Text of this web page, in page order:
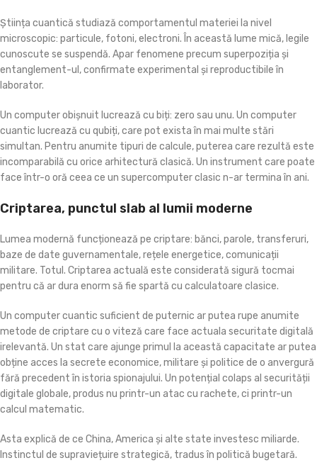
Știința cuantică studiază comportamentul materiei la nivel
microscopic: particule, fotoni, electroni. În această lume mică, legile
cunoscute se suspendă. Apar fenomene precum superpoziția și
entanglement-ul, confirmate experimental și reproductibile în
laborator.
Un computer obișnuit lucrează cu biți: zero sau unu. Un computer
cuantic lucrează cu qubiți, care pot exista în mai multe stări
simultan. Pentru anumite tipuri de calcule, puterea care rezultă este
incomparabilă cu orice arhitectură clasică. Un instrument care poate
face într-o oră ceea ce un supercomputer clasic n-ar termina în ani.
Criptarea, punctul slab al lumii moderne
Lumea modernă funcționează pe criptare: bănci, parole, transferuri,
baze de date guvernamentale, rețele energetice, comunicații
militare. Totul. Criptarea actuală este considerată sigură tocmai
pentru că ar dura enorm să fie spartă cu calculatoare clasice.
Un computer cuantic suficient de puternic ar putea rupe anumite
metode de criptare cu o viteză care face actuala securitate digitală
irelevantă. Un stat care ajunge primul la această capacitate ar putea
obține acces la secrete economice, militare și politice de o anvergură
fără precedent în istoria spionajului. Un potențial colaps al securității
digitale globale, produs nu printr-un atac cu rachete, ci printr-un
calcul matematic.
Asta explică de ce China, America și alte state investesc miliarde.
Instinctul de supraviețuire strategică, tradus în politică bugetară.